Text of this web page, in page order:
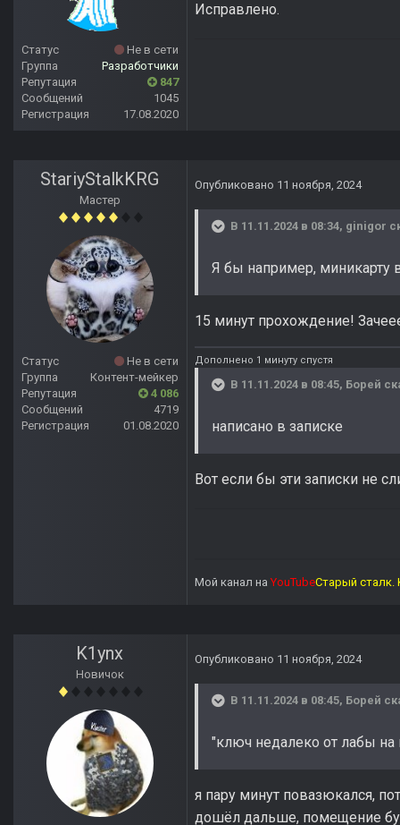
Статус
Не в сети
Группа
Разработчики
Репутация
847
Сообщений
1045
Регистрация
17.08.2020
Исправлено.
StariyStalkKRG
Мастер
Статус
Не в сети
Группа
Контент-мейкер
Репутация
4 086
Сообщений
4719
Регистрация
01.08.2020
Опубликовано 11 ноября, 2024
В 11.11.2024 в 08:34, ginigor
Я бы например, миникарту
15 минут прохождение!
Дополнено 1 минуту спустя
В 11.11.2024 в 08:45, Борей
написано в записке
Вот если бы эти записки не
Мой канал наYouTubeСтарый сталк.
K1ynx
Новичок
Опубликовано 11 ноября, 2024
В 11.11.2024 в 08:45, Борей
"ключ недалеко от лабы на
я пару минут повазюкался,
дошёл дальше, помещение